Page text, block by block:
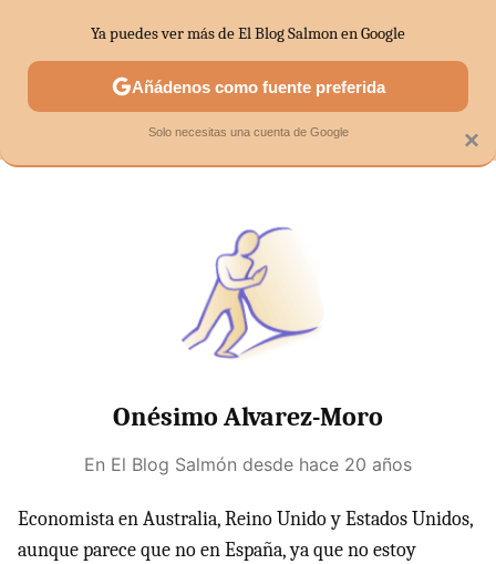
MENÚ NUEVO
ECONOMÍA DOMÉSTICA MERCADOS
Onésimo Alvarez-Moro
En El Blog Salmón desde hace 20 años
Economista en Australia, Reino Unido y Estados Unidos,
aunque parece que no en España, ya que no estoy
×
Ya puedes ver más de El Blog Salmon en Google
Añádenos como fuente preferida
Solo necesitas una cuenta de Google